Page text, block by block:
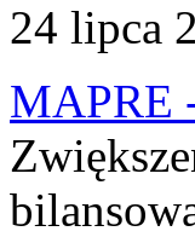
24 lipca
MAPRE